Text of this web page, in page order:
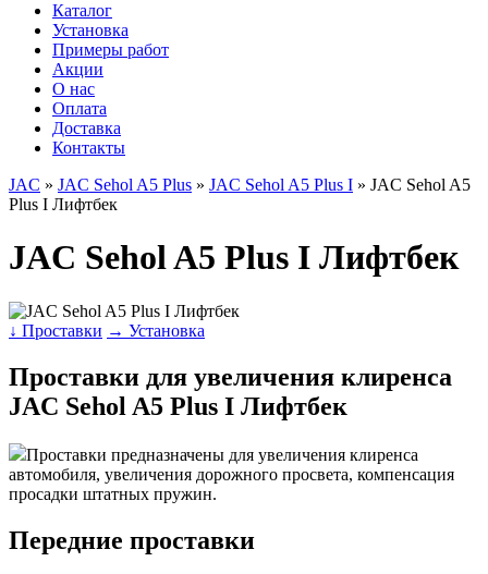
Каталог
Установка
Примеры работ
Акции
О нас
Оплата
Доставка
Контакты
JAC » JAC Sehol A5 Plus » JAC Sehol A5 Plus I » JAC Sehol A5
Plus I Лифтбек
JAC Sehol A5 Plus I Лифтбек
↓ Проставки → Установка
Проставки для увеличения клиренса
JAC Sehol A5 Plus I Лифтбек
Проставки предназначены для увеличения клиренса
автомобиля, увеличения дорожного просвета, компенсация
просадки штатных пружин.
Передние проставки